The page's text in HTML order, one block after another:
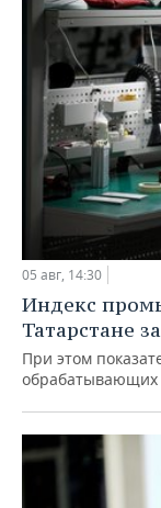
05 авг, 14:30
Индекс
Татарстане
При этом
обрабатывающих